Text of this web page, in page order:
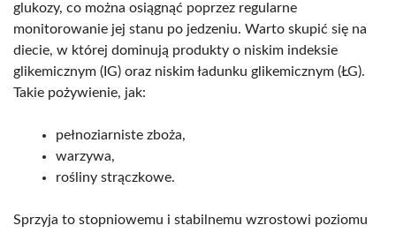
glukozy, co można osiągnąć poprzez regularne
monitorowanie jej stanu po jedzeniu. Warto skupić się na
diecie, w której dominują produkty o niskim indeksie
glikemicznym (IG) oraz niskim ładunku glikemicznym (ŁG).
Takie pożywienie, jak:
pełnoziarniste zboża,
warzywa,
rośliny strączkowe.
Sprzyja to stopniowemu i stabilnemu wzrostowi poziomu